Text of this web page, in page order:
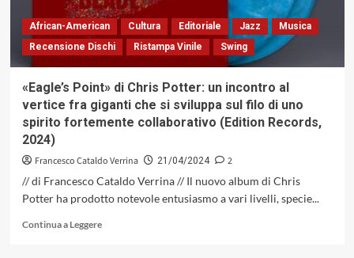
l’antitesi
dell’eurocentrismo
in
scatola
di
(Milestone,
1973)
African-American Cultura Editoriale Jazz
Musica
Recensione Dischi
Ristampa Vinile Swing
«Eagle’s Point» di Chris Potter: un incontro al
vertice fra giganti che si sviluppa sul filo di uno
spirito fortemente collaborativo (Edition Records,
2024)
Francesco Cataldo Verrina 21/04/2024
2
// di Francesco Cataldo Verrina // Il nuovo album di Chris
Potter ha prodotto notevole entusiasmo a vari livelli, specie...
Continua a LeggereLeggi